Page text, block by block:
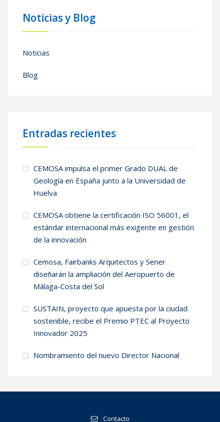
Noticias y Blog
Noticias
Blog
Entradas recientes
CEMOSA impulsa el primer Grado DUAL de
Geología en España junto a la Universidad de
Huelva
CEMOSA obtiene la certificación ISO 56001, el
estándar internacional más exigente en gestión
de la innovación
Cemosa, Fairbanks Arquitectos y Sener
diseñarán la ampliación del Aeropuerto de
Málaga-Costa del Sol
SUSTAIN, proyecto que apuesta por la ciudad
sostenible, recibe el Premio PTEC al Proyecto
Innovador 2025
Nombramiento del nuevo Director Nacional
Contacto